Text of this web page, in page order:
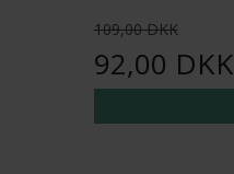
109,00 DKK
92,00 DKK